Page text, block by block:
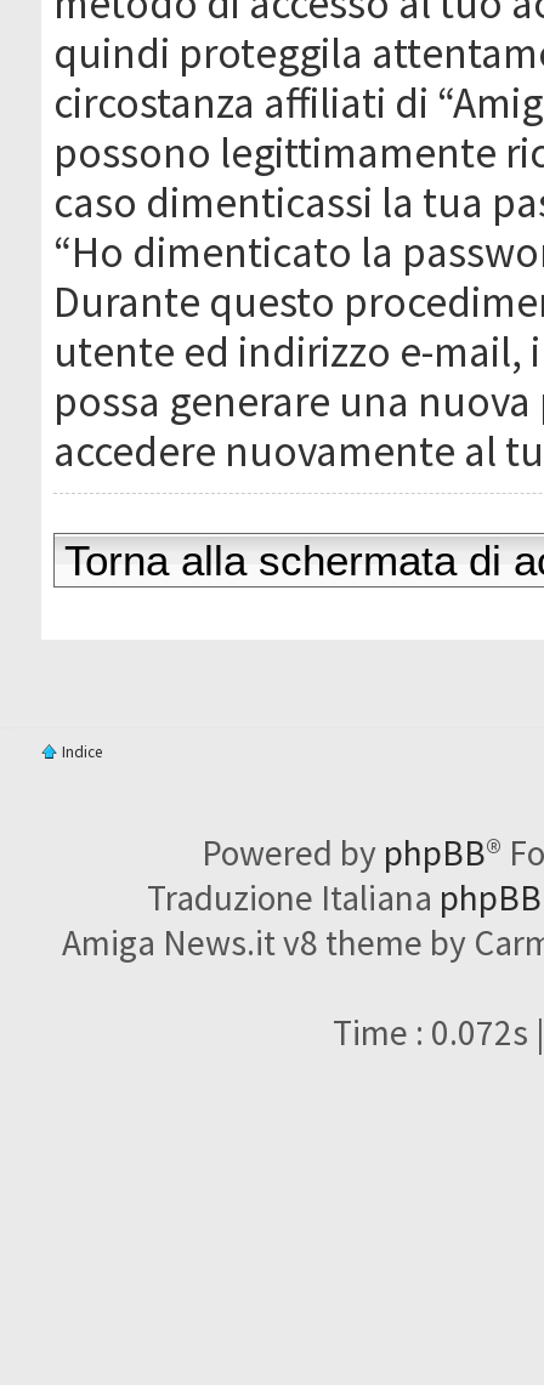
quindi proteggila
circostanza affiliati di
possono legittimamente
caso dimenticassi la tua
“Ho dimenticato la
Durante questo
utente ed indirizzo e-mail,
possa generare una
accedere nuovamente al
Torna alla schermata di
Indice
Powered by phpBB®
Traduzione Italiana
Amiga News.it v8 theme by
Time : 0.072s